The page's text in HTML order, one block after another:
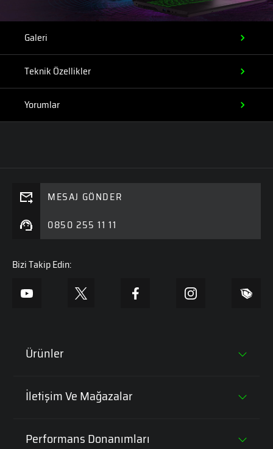
Galeri
Teknik Özellikler
Yorumlar
MESAJ GÖNDER
0850 255 11 11
Bizi Takip Edin:
Ürünler
Oyuncu Ekipmanları
İletişim Ve Mağazalar
Performans Donanımları